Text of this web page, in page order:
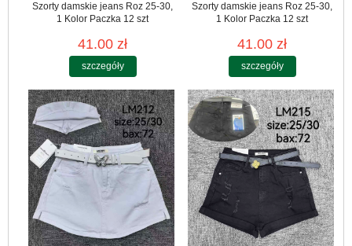
Szorty damskie jeans Roz 25-30,
1 Kolor Paczka 12 szt
41.00 zł
szczegóły
Szorty damskie jeans Roz 25-30,
1 Kolor Paczka 12 szt
41.00 zł
szczegóły